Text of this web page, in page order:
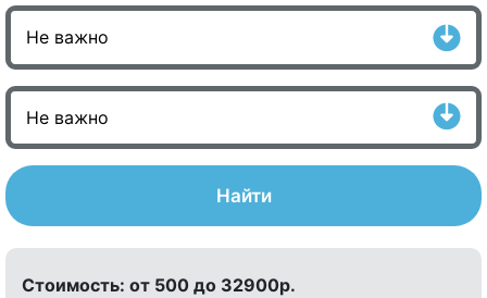
Найти
Стоимость: от 500 до 32900р.